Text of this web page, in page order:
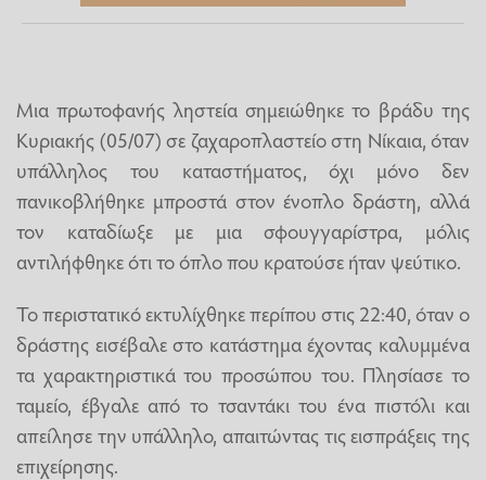
Μια πρωτοφανής ληστεία σημειώθηκε το βράδυ της
Κυριακής (05/07) σε ζαχαροπλαστείο στη Νίκαια, όταν
υπάλληλος του καταστήματος, όχι μόνο δεν
πανικοβλήθηκε μπροστά στον ένοπλο δράστη, αλλά
τον καταδίωξε με μια σφουγγαρίστρα, μόλις
αντιλήφθηκε ότι το όπλο που κρατούσε ήταν ψεύτικο.
Το περιστατικό εκτυλίχθηκε περίπου στις 22:40, όταν ο
δράστης εισέβαλε στο κατάστημα έχοντας καλυμμένα
τα χαρακτηριστικά του προσώπου του. Πλησίασε το
ταμείο, έβγαλε από το τσαντάκι του ένα πιστόλι και
απείλησε την υπάλληλο, απαιτώντας τις εισπράξεις της
επιχείρησης.